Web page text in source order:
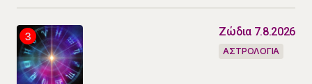
Ζώδια 7.8.2026
ΑΣΤΡΟΛΟΓΙΑ